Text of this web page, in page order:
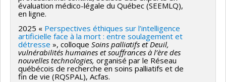
évaluation médico-légale du Québec (SEEMLQ),
en ligne.
2025 « Perspectives éthiques sur l’intelligence
artificielle face à la mort : entre soulagement et
détresse », colloque Soins palliatifs et Deuil,
vulnérabilités humaines et souffrances à l’ère des
nouvelles technologies, organisé par le Réseau
québécois de recherche en soins palliatifs et de
fin de vie (RQSPAL), Acfas.